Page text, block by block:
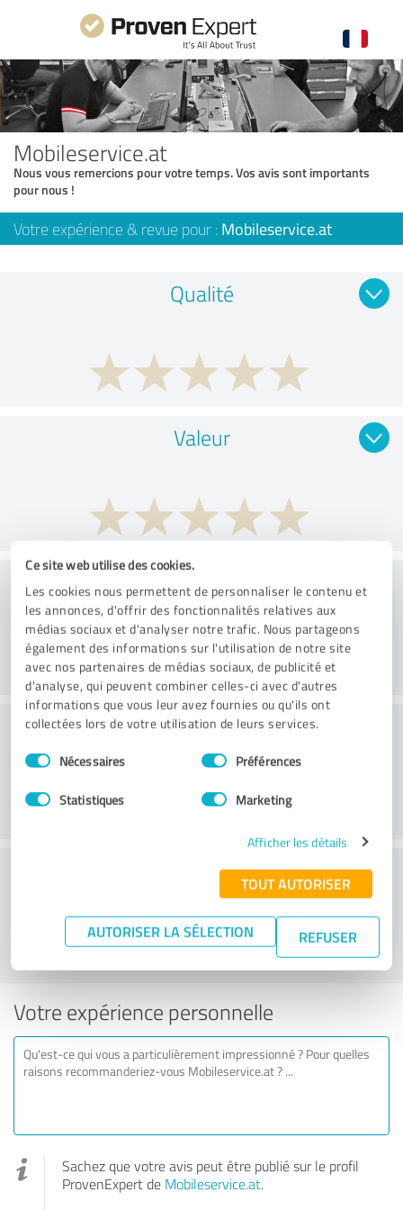
Ce site web utilise des cookies.
Les cookies nous permettent de personnaliser le contenu et
les annonces, d'offrir des fonctionnalités relatives aux
médias sociaux et d'analyser notre trafic. Nous partageons
également des informations sur l'utilisation de notre site
avec nos partenaires de médias sociaux, de publicité et
d'analyse, qui peuvent combiner celles-ci avec d'autres
informations que vous leur avez fournies ou qu'ils ont
collectées lors de votre utilisation de leurs services.
Sélection
du
Nécessaires Préférences
Statistiques Marketing
Afficher les détails
TOUT AUTORISER
AUTORISER LA SÉLECTION REFUSER
Mobileservice.at
Nous vous remercions pour votre temps. Vos avis sont importants
pour nous !
Votre expérience & revue pour : Mobileservice.at
Qualité
Valeur
Mise en œuvre
Conseil
Recommanderiez-vous Mobileservice.at ?
OUI NON
Votre expérience personnelle
Sachez que votre avis peut être publié sur le profil
ProvenExpert de Mobileservice.at.